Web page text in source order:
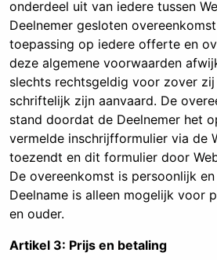
onderdeel uit van iedere tussen
Deelnemer gesloten
toepassing op iedere offerte en
deze algemene voorwaarden
slechts rechtsgeldig voor zover
schriftelijk zijn aanvaard. De
stand doordat de Deelnemer het
vermelde inschrijfformulier via de
toezendt en dit formulier door
De overeenkomst is persoonlijk
Deelname is alleen mogelijk voor
en ouder.
Artikel 3: Prijs en betaling